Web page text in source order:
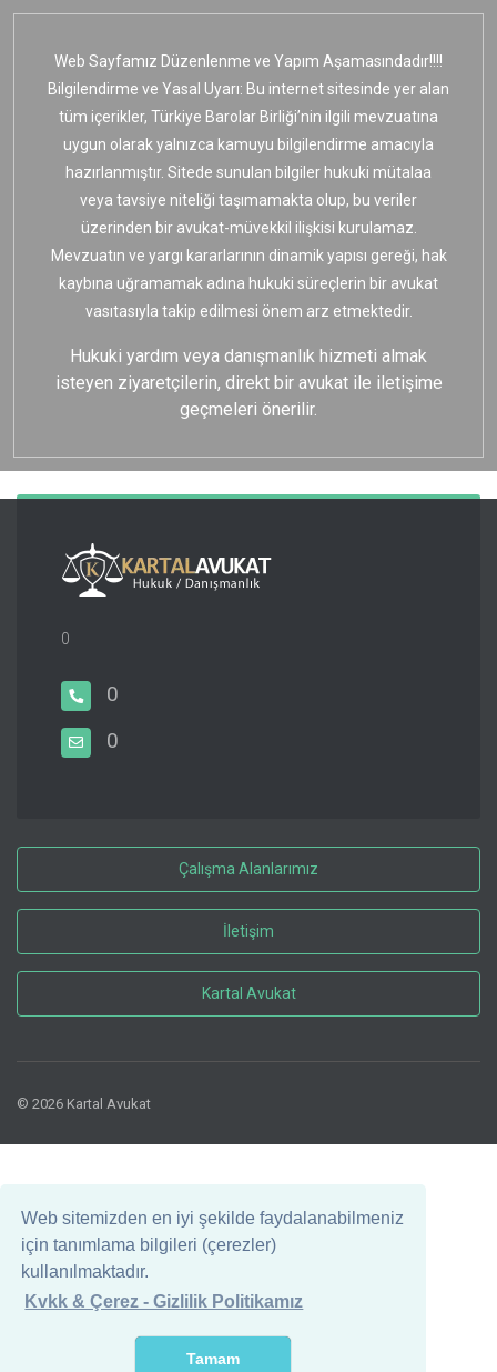
Web sitemizden en iyi şekilde faydalanabilmeniz
için tanımlama bilgileri (çerezler)
kullanılmaktadır.
Kvkk & Çerez - Gizlilik Politikamız
Tamam
Web Sayfamız Düzenlenme ve Yapım Aşamasındadır!!!!
Bilgilendirme ve Yasal Uyarı: Bu internet sitesinde yer alan
tüm içerikler, Türkiye Barolar Birliği’nin ilgili mevzuatına
uygun olarak yalnızca kamuyu bilgilendirme amacıyla
hazırlanmıştır. Sitede sunulan bilgiler hukuki mütalaa
veya tavsiye niteliği taşımamakta olup, bu veriler
üzerinden bir avukat-müvekkil ilişkisi kurulamaz.
Mevzuatın ve yargı kararlarının dinamik yapısı gereği, hak
kaybına uğramamak adına hukuki süreçlerin bir avukat
vasıtasıyla takip edilmesi önem arz etmektedir.
Hukuki yardım veya danışmanlık hizmeti almak
isteyen ziyaretçilerin, direkt bir avukat ile iletişime
geçmeleri önerilir.
0
0
0
Çalışma Alanlarımız
İletişim
Kartal Avukat
© 2026 Kartal Avukat